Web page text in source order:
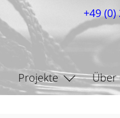
+49 (0)
Projekte Über